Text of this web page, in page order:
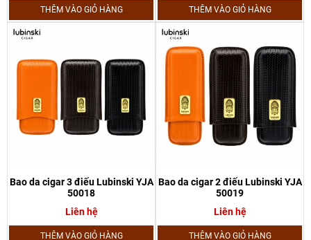
THÊM VÀO GIỎ HÀNG THÊM VÀO GIỎ HÀNG
Bao da cigar 3 điếu Lubinski YJA
50018
Liên hệ
THÊM VÀO GIỎ HÀNG
Bao da cigar 2 điếu Lubinski YJA
50019
Liên hệ
THÊM VÀO GIỎ HÀNG